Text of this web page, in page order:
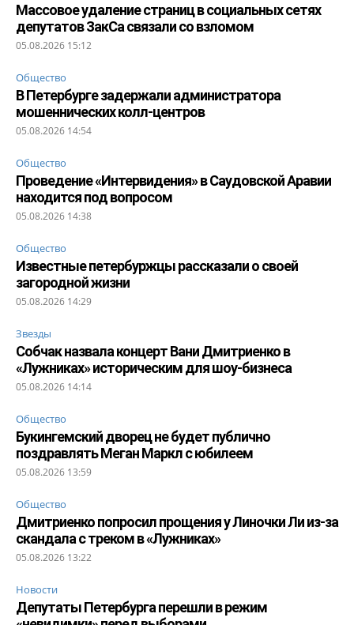
Массовое удаление страниц в социальных сетях
депутатов ЗакСа связали со взломом
05.08.2026 15:12
Общество
В Петербурге задержали администратора
мошеннических колл-центров
05.08.2026 14:54
Общество
Проведение «Интервидения» в Саудовской Аравии
находится под вопросом
05.08.2026 14:38
Общество
Известные петербуржцы рассказали о своей
загородной жизни
05.08.2026 14:29
Звезды
Собчак назвала концерт Вани Дмитриенко в
«Лужниках» историческим для шоу-бизнеса
05.08.2026 14:14
Общество
Букингемский дворец не будет публично
поздравлять Меган Маркл с юбилеем
05.08.2026 13:59
Общество
Дмитриенко попросил прощения у Линочки Ли из-за
скандала с треком в «Лужниках»
05.08.2026 13:22
Новости
Депутаты Петербурга перешли в режим